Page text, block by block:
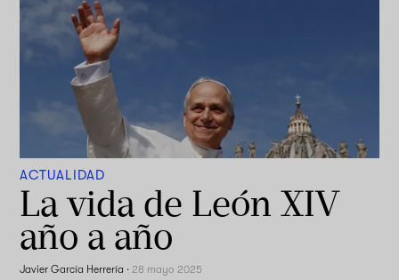
ACTUALIDAD
La vida de León XIV
año a año
Javier García Herrería ·28 mayo 2025